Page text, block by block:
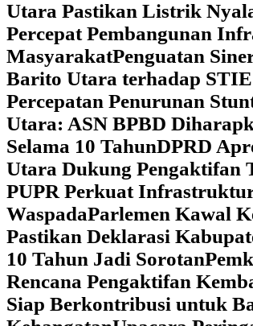
Utara Pastikan Listrik
Percepat Pembangunan
MasyarakatPenguatan
Barito Utara terhadap
Percepatan Penurunan
Utara: ASN BPBD
Selama 10 TahunDPRD
Utara Dukung Pengaktifan
PUPR Perkuat
WaspadaParlemen Kawal
Pastikan Deklarasi
10 Tahun Jadi Sorotan
Rencana Pengaktifan
Siap Berkontribusi untuk